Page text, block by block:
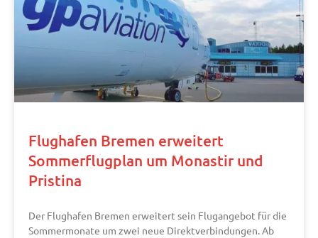
Flughafen Bremen erweitert
Sommerflugplan um Monastir und
Pristina
Der Flughafen Bremen erweitert sein Flugangebot für die
Sommermonate um zwei neue Direktverbindungen. Ab